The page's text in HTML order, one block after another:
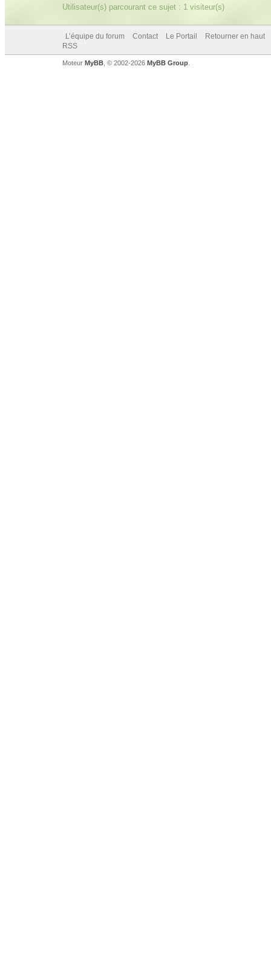
Utilisateur(s) parcourant ce sujet : 1 visiteur(s)
L’équipe du forum Contact Le Portail
Retourner en haut
RSS
Moteur MyBB , © 2002-2026 MyBB Group